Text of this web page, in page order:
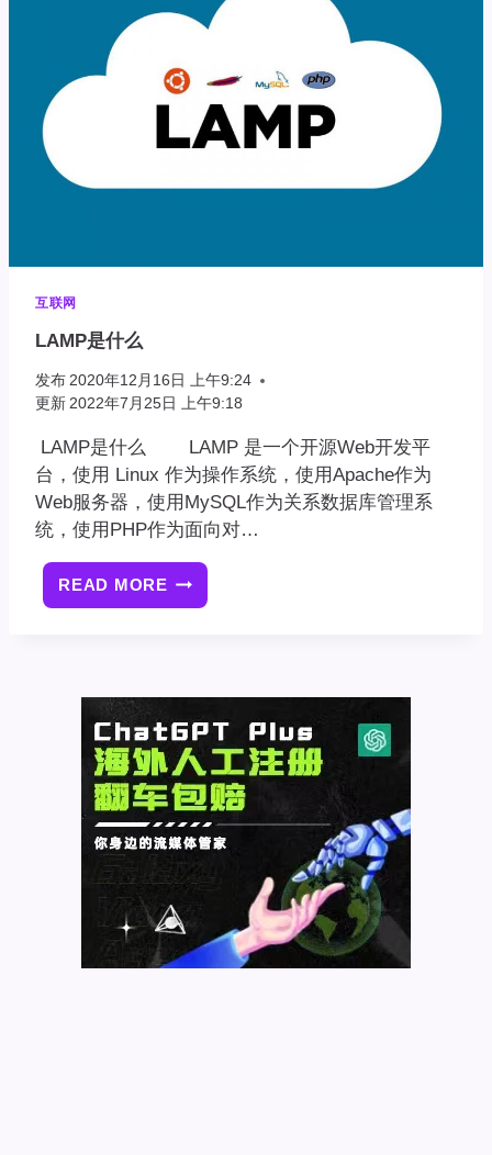
器
互联网
LAMP是什么
发布 2020年12月16日 上午9:24
更新 2022年7月25日 上午9:18
LAMP是什么 LAMP 是一个开源Web开发平
台，使用 Linux 作为操作系统，使用Apache作为
Web服务器，使用MySQL作为关系数据库管理系
统，使用PHP作为面向对…
READ MORE LAMP
是